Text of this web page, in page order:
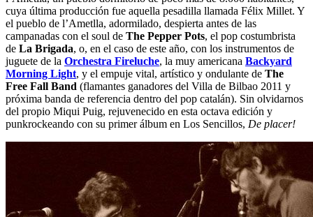
cuya última producción fue aquella pesadilla llamada Félix Millet. Y
el pueblo de l’Ametlla, adormilado, despierta antes de las
campanadas con el soul de The Pepper Pots, el pop costumbrista
de La Brigada, o, en el caso de este año, con los instrumentos de
juguete de la Orchestra Fireluche, la muy americana Backyard
Morning Light, y el empuje vital, artístico y ondulante de The
Free Fall Band (flamantes ganadores del Villa de Bilbao 2011 y
próxima banda de referencia dentro del pop catalán). Sin olvidarnos
del propio Miqui Puig, rejuvenecido en esta octava edición y
punkrockeando con su primer álbum en Los Sencillos, De placer!